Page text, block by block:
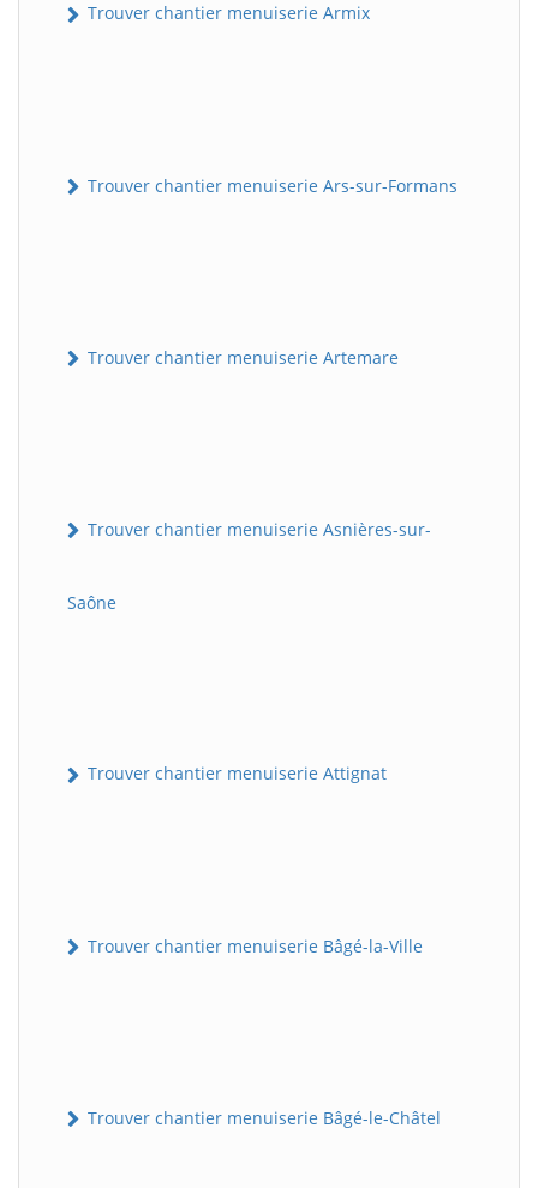
Trouver chantier menuiserie Armix
Trouver chantier menuiserie Ars-sur-Formans
Trouver chantier menuiserie Artemare
Trouver chantier menuiserie Asnières-sur-
Saône
Trouver chantier menuiserie Attignat
Trouver chantier menuiserie Bâgé-la-Ville
Trouver chantier menuiserie Bâgé-le-Châtel